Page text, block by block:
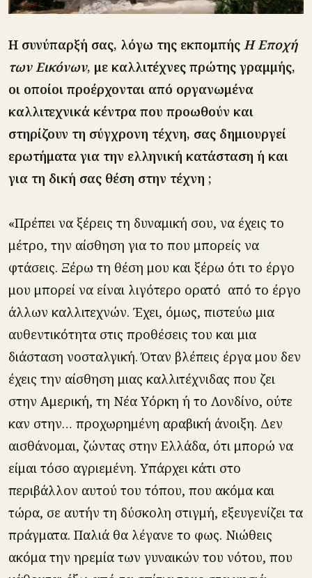
Η συνύπαρξή σας, λόγω της εκπομπής Η Εποχή
των Εικόνων, με καλλιτέχνες πρώτης γραμμής,
οι οποίοι προέρχονται από οργανωμένα
καλλιτεχνικά κέντρα που προωθούν και
στηρίζουν τη σύγχρονη τέχνη, σας δημιουργεί
ερωτήματα για την ελληνική κατάσταση ή και
για τη δική σας θέση στην τέχνη ;
«Πρέπει να ξέρεις τη δυναμική σου, να έχεις το
μέτρο, την αίσθηση για το που μπορείς να
φτάσεις. Ξέρω τη θέση μου και ξέρω ότι το έργο
μου μπορεί να είναι λιγότερο ορατό από το έργο
άλλων καλλιτεχνών. Έχει, όμως, πιστεύω μια
αυθεντικότητα στις προθέσεις του και μια
διάσταση νοσταλγική. Όταν βλέπεις έργα μου δεν
έχεις την αίσθηση μιας καλλιτέχνιδας που ζει
στην Αμερική, τη Νέα Υόρκη ή το Λονδίνο, ούτε
καν στην… προχωρημένη αραβική άνοιξη. Δεν
αισθάνομαι, ζώντας στην Ελλάδα, ότι μπορώ να
είμαι τόσο αγριεμένη. Υπάρχει κάτι στο
περιβάλλον αυτού του τόπου, που ακόμα και
τώρα, σε αυτήν τη δύσκολη στιγμή, εξευγενίζει τα
πράγματα. Παλιά θα λέγανε το φως. Νιώθεις
ακόμα την ηρεμία των γυναικών του νότου, που